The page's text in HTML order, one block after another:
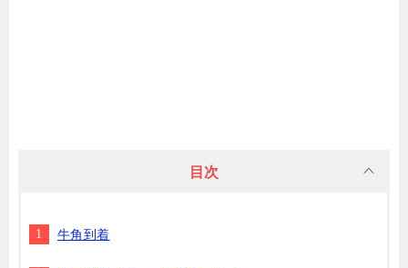
目次
牛角到着